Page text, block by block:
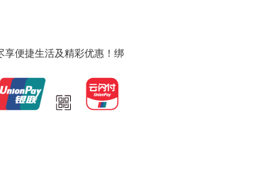
享便捷生活及精彩优惠！绑